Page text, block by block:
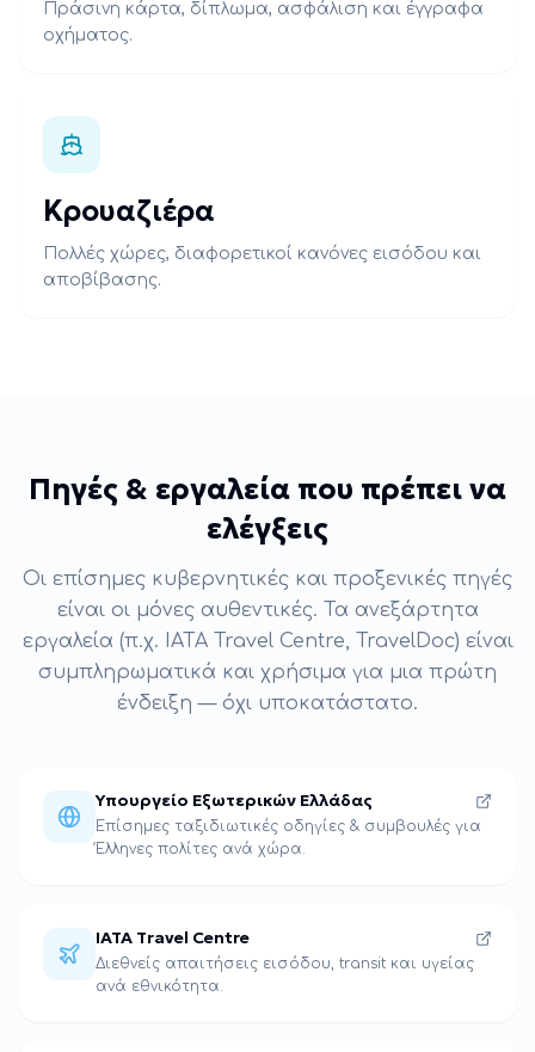
Πράσινη κάρτα, δίπλωμα, ασφάλιση και έγγραφα
οχήματος.
Κρουαζιέρα
Πολλές χώρες, διαφορετικοί κανόνες εισόδου και
αποβίβασης.
Πηγές & εργαλεία που πρέπει να
ελέγξεις
Οι επίσημες κυβερνητικές και προξενικές πηγές
είναι οι μόνες αυθεντικές. Τα ανεξάρτητα
εργαλεία (π.χ. IATA Travel Centre, TravelDoc) είναι
συμπληρωματικά και χρήσιμα για μια πρώτη
ένδειξη — όχι υποκατάστατο.
Υπουργείο Εξωτερικών Ελλάδας
Επίσημες ταξιδιωτικές οδηγίες & συμβουλές για
Έλληνες πολίτες ανά χώρα.
IATA Travel Centre
Διεθνείς απαιτήσεις εισόδου, transit και υγείας
ανά εθνικότητα.